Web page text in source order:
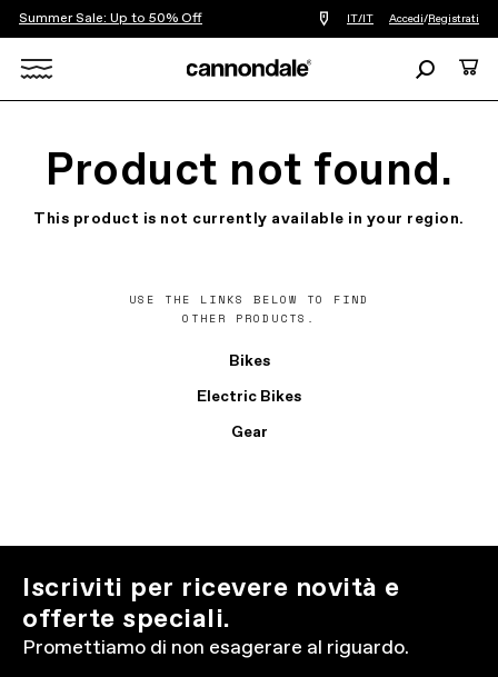
Summer Sale: Up to 50% Off
Trova
un
vicino
IT/IT Accedi/Registrati
Ricerca
Product not found.
This product is not currently available in your region.
USE THE LINKS BELOW TO FIND
OTHER PRODUCTS.
Bikes
Electric Bikes
Gear
Iscriviti per ricevere novità e
offerte speciali.
Promettiamo di non esagerare al riguardo.